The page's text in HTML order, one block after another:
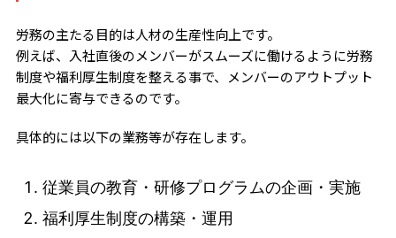
労務の主たる目的は人材の生産性向上です。
例えば、入社直後のメンバーがスムーズに働けるように労務
制度や福利厚生制度を整える事で、メンバーのアウトプット
最大化に寄与できるのです。
具体的には以下の業務等が存在します。
従業員の教育・研修プログラムの企画・実施
福利厚生制度の構築・運用